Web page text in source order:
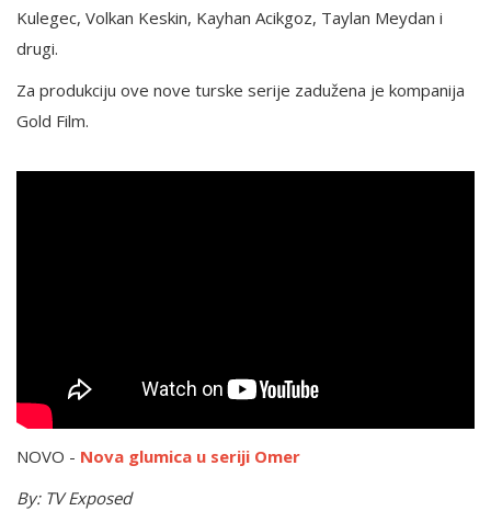
Kulegec, Volkan Keskin, Kayhan Acikgoz, Taylan Meydan i
drugi.
Za produkciju ove nove turske serije zadužena je kompanija
Gold Film.
NOVO - Nova glumica u seriji Omer
By: TV Exposed